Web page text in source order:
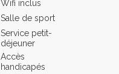
Wifi inclus
Salle de sport
Service petit-
déjeuner
Accès
handicapés